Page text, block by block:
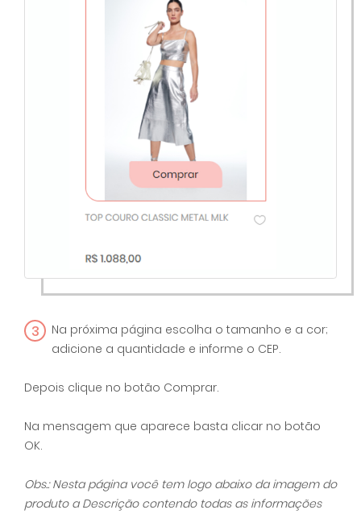
3
Na próxima página escolha o tamanho e a cor;
adicione a quantidade e informe o CEP.
Depois clique no botão Comprar.
Na mensagem que aparece basta clicar no botão
OK.
Obs.: Nesta página você tem logo abaixo da imagem do
produto a Descrição contendo todas as informações